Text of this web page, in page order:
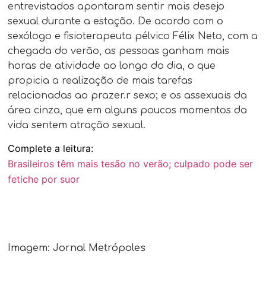
entrevistados apontaram sentir mais desejo
sexual durante a estação. De acordo com o
sexólogo e fisioterapeuta pélvico Félix Neto, com a
chegada do verão, as pessoas ganham mais
horas de atividade ao longo do dia, o que
propicia a realização de mais tarefas
relacionadas ao prazer.r sexo; e os assexuais da
área cinza, que em alguns poucos momentos da
vida sentem atração sexual.
Complete a leitura:
Brasileiros têm mais tesão no verão; culpado pode ser
fetiche por suor
Imagem: Jornal Metrópoles